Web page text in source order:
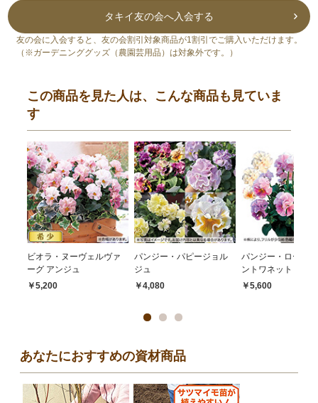
タキイ友の会へ入会する
友の会に入会すると、友の会割引対象商品が1割引でご購入いただけます。
（※ガーデニンググッズ（農園芸用品）は対象外です。）
この商品を見た人は、こんな商品も見ていま
す
ビオラ・ヌーヴェルヴァ
ーグ アンジュ
￥5,200
パンジー・パピージョル
ジュ
￥4,080
パンジー・ローブ
ントワネット
￥5,600
あなたにおすすめの資材商品